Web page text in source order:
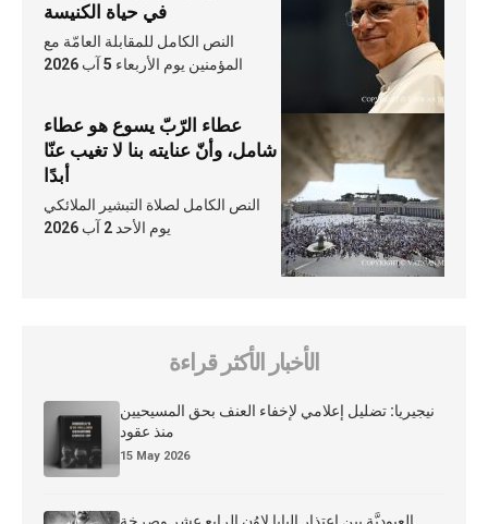
في حياة الكنيسة
النص الكامل للمقابلة العامّة مع
المؤمنين يوم الأربعاء 5 آب 2026
عطاء الرّبّ يسوع هو عطاء
شامل، وأنّ عنايته بنا لا تغيب عنّا
أبدًا
النص الكامل لصلاة التبشير الملائكي
يوم الأحد 2 آب 2026
الأخبار الأكثر قراءة
نيجيريا: تضليل إعلامي لإخفاء العنف بحق المسيحيين
منذ عقود
15 May 2026